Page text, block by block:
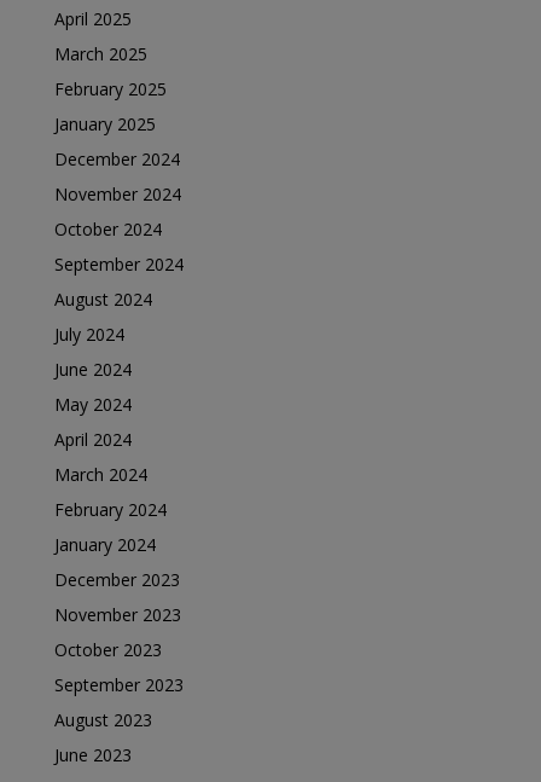
April 2025
March 2025
February 2025
January 2025
December 2024
November 2024
October 2024
September 2024
August 2024
July 2024
June 2024
May 2024
April 2024
March 2024
February 2024
January 2024
December 2023
November 2023
October 2023
September 2023
August 2023
June 2023